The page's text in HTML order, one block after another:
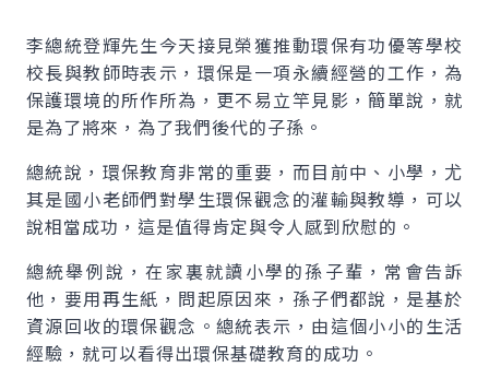
李總統登輝先生今天接見榮獲推動環保有功優等學校
校長與教師時表示，環保是一項永續經營的工作，為
保護環境的所作所為，更不易立竿見影，簡單說，就
是為了將來，為了我們後代的子孫。
總統說，環保教育非常的重要，而目前中、小學，尤
其是國小老師們對學生環保觀念的灌輸與教導，可以
說相當成功，這是值得肯定與令人感到欣慰的。
總統舉例說，在家裏就讀小學的孫子輩，常會告訴
他，要用再生紙，問起原因來，孫子們都說，是基於
資源回收的環保觀念。總統表示，由這個小小的生活
經驗，就可以看得出環保基礎教育的成功。